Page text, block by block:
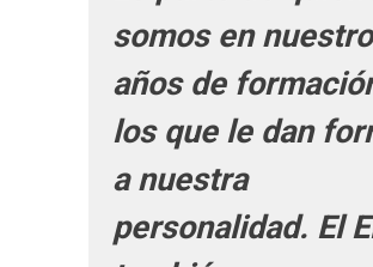
somos en
años de
los que le dan
a nuestra
personalidad. El